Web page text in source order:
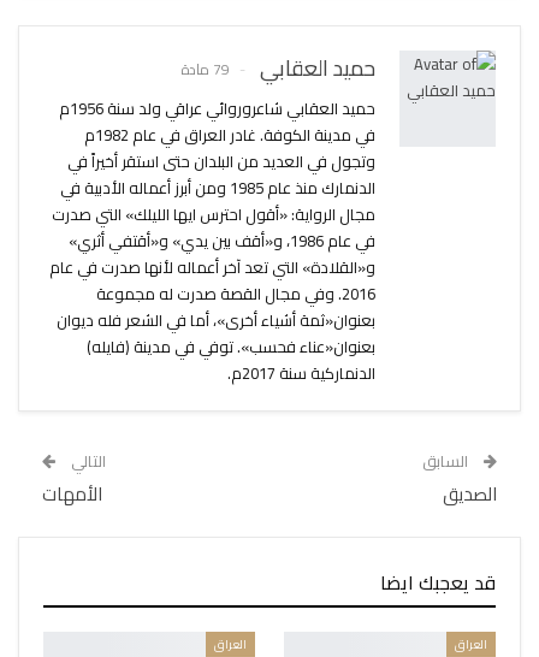
حميد العقابي 79 مادة
حميد العقابي شاعروروائي عراقي ولد سنة 1956م
في مدينة الكوفة. غادر العراق في عام 1982م
وتجول في العديد من البلدان حتى استقر أخيراً في
الدنمارك منذ عام 1985 ومن أبرز أعماله الأدبية في
مجال الرواية: «أقول احترس ايها الليلك» التي صدرت
في عام 1986، و«أقف بين يدي» و«أقتفي أثري»
و«القلادة» التي تعد آخر أعماله لأنها صدرت في عام
2016. وفي مجال القصة صدرت له مجموعة
بعنوان«ثمة أشياء أخرى»، أما في الشعر فله ديوان
بعنوان«عناء فحسب». توفي في مدينة (فايله)
الدنماركية سنة 2017م.
السابق
الصديق
التالي
الأمهات
قد يعجبك ايضا
العراق العراق